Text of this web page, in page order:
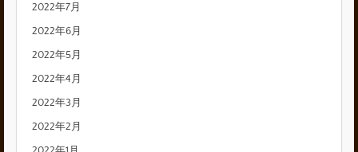
2022年7月
2022年6月
2022年5月
2022年4月
2022年3月
2022年2月